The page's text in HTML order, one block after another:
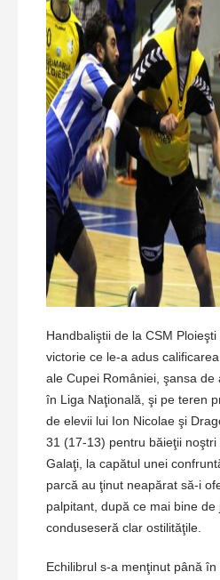
Handbaliştii de la CSM
victorie ce le-a adus
ale Cupei României, şansa
în Liga Naţională, şi pe teren
de elevii lui Ion Nicolae şi
31 (17-13) pentru băieţii
Galaţi, la capătul unei
parcă au ţinut neapărat să-i
palpitant, după ce mai bine
conduseseră clar ostilităţile.
Echilibrul s-a menţinut până